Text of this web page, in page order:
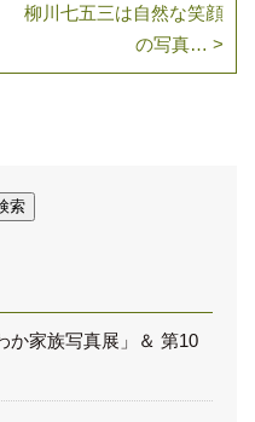
柳川七五三は自然な笑顔
の写真… >
か家族写真展」＆ 第10